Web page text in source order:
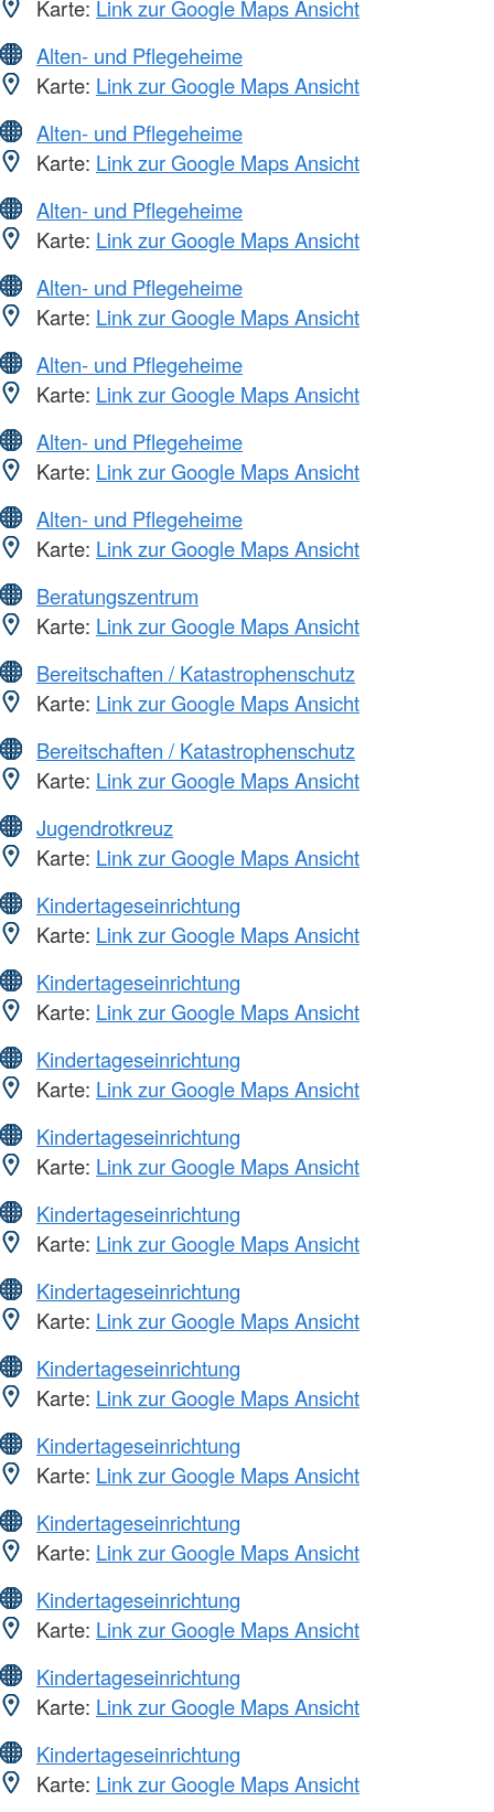
Karte: Link zur Google Maps Ansicht
Alten- und Pflegeheime
Karte: Link zur Google Maps Ansicht
Alten- und Pflegeheime
Karte: Link zur Google Maps Ansicht
Alten- und Pflegeheime
Karte: Link zur Google Maps Ansicht
Alten- und Pflegeheime
Karte: Link zur Google Maps Ansicht
Alten- und Pflegeheime
Karte: Link zur Google Maps Ansicht
Alten- und Pflegeheime
Karte: Link zur Google Maps Ansicht
Alten- und Pflegeheime
Karte: Link zur Google Maps Ansicht
Beratungszentrum
Karte: Link zur Google Maps Ansicht
Bereitschaften / Katastrophenschutz
Karte: Link zur Google Maps Ansicht
Bereitschaften / Katastrophenschutz
Karte: Link zur Google Maps Ansicht
Jugendrotkreuz
Karte: Link zur Google Maps Ansicht
Kindertageseinrichtung
Karte: Link zur Google Maps Ansicht
Kindertageseinrichtung
Karte: Link zur Google Maps Ansicht
Kindertageseinrichtung
Karte: Link zur Google Maps Ansicht
Kindertageseinrichtung
Karte: Link zur Google Maps Ansicht
Kindertageseinrichtung
Karte: Link zur Google Maps Ansicht
Kindertageseinrichtung
Karte: Link zur Google Maps Ansicht
Kindertageseinrichtung
Karte: Link zur Google Maps Ansicht
Kindertageseinrichtung
Karte: Link zur Google Maps Ansicht
Kindertageseinrichtung
Karte: Link zur Google Maps Ansicht
Kindertageseinrichtung
Karte: Link zur Google Maps Ansicht
Kindertageseinrichtung
Karte: Link zur Google Maps Ansicht
Kindertageseinrichtung
Karte: Link zur Google Maps Ansicht